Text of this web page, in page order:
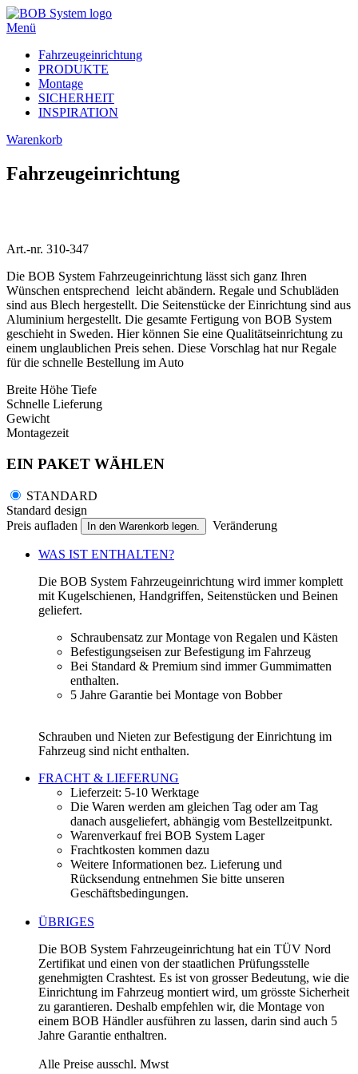
Menü
Fahrzeugeinrichtung
PRODUKTE
Montage
SICHERHEIT
INSPIRATION
Warenkorb
Fahrzeugeinrichtung
Art.-nr. 310-347
Die BOB System Fahrzeugeinrichtung lässt sich ganz Ihren
Wünschen entsprechend leicht abändern. Regale und Schubläden
sind aus Blech hergestellt. Die Seitenstücke der Einrichtung sind aus
Aluminium hergestellt. Die gesamte Fertigung von BOB System
geschieht in Sweden. Hier können Sie eine Qualitätseinrichtung zu
einem unglaublichen Preis sehen. Diese Vorschlag hat nur Regale
für die schnelle Bestellung im Auto
Breite Höhe Tiefe
Schnelle Lieferung
Gewicht
Montagezeit
EIN PAKET WÄHLEN
STANDARD
Standard design
Preis aufladen
In den Warenkorb legen. Veränderung
WAS IST ENTHALTEN?
Die BOB System Fahrzeugeinrichtung wird immer komplett
mit Kugelschienen, Handgriffen, Seitenstücken und Beinen
geliefert.
Schraubensatz zur Montage von Regalen und Kästen
Befestigungseisen zur Befestigung im Fahrzeug
Bei Standard & Premium sind immer Gummimatten
enthalten.
5 Jahre Garantie bei Montage von Bobber
Schrauben und Nieten zur Befestigung der Einrichtung im
Fahrzeug sind nicht enthalten.
FRACHT & LIEFERUNG
Lieferzeit: 5-10 Werktage
Die Waren werden am gleichen Tag oder am Tag
danach ausgeliefert, abhängig vom Bestellzeitpunkt.
Warenverkauf frei BOB System Lager
Frachtkosten kommen dazu
Weitere Informationen bez. Lieferung und
Rücksendung entnehmen Sie bitte unseren
Geschäftsbedingungen.
ÜBRIGES
Die BOB System Fahrzeugeinrichtung hat ein TÜV Nord
Zertifikat und einen von der staatlichen Prüfungsstelle
genehmigten Crashtest. Es ist von grosser Bedeutung, wie die
Einrichtung im Fahrzeug montiert wird, um grösste Sicherheit
zu garantieren. Deshalb empfehlen wir, die Montage von
einem BOB Händler ausführen zu lassen, darin sind auch 5
Jahre Garantie enthaltren.
Alle Preise ausschl. Mwst